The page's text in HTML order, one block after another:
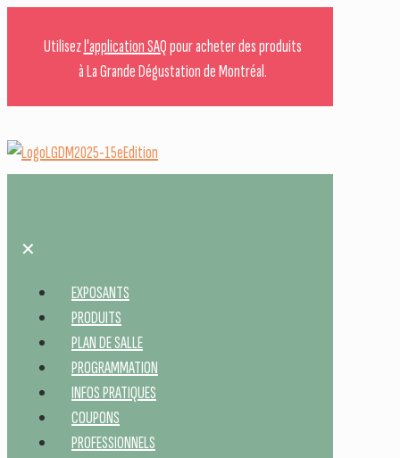
Utilisezl'application SAQpour acheter des produits
à La Grande Dégustation de Montréal.
✕
EXPOSANTS
PRODUITS
PLAN DE SALLE
PROGRAMMATION
INFOS PRATIQUES
COUPONS
PROFESSIONNELS